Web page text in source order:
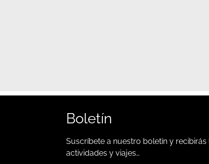
Boletín
Suscríbete a nuestro boletín y
actividades y viajes…